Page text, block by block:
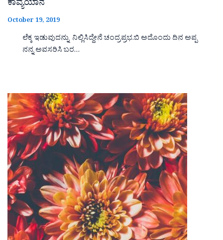
ಕಾವ್ಯಯಾನ
October 19, 2019
ಲೆಕ್ಕ ಇಡುವುದನ್ನು ನಿಲ್ಲಿಸಿದ್ದೇನೆ ಚಂದ್ರಪ್ರಭ.ಬಿ ಅದೊಂದು ದಿನ ಅಪ್ಪ
ನನ್ನ ಅವಸರಿಸಿ ಬರ…